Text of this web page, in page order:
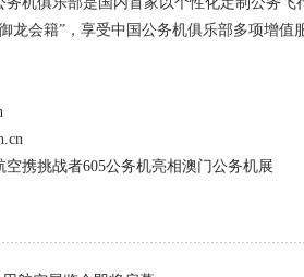
龙会籍”，享受中国公务机俱乐部多项增值
空携挑战者605公务机亮相澳门公务机展